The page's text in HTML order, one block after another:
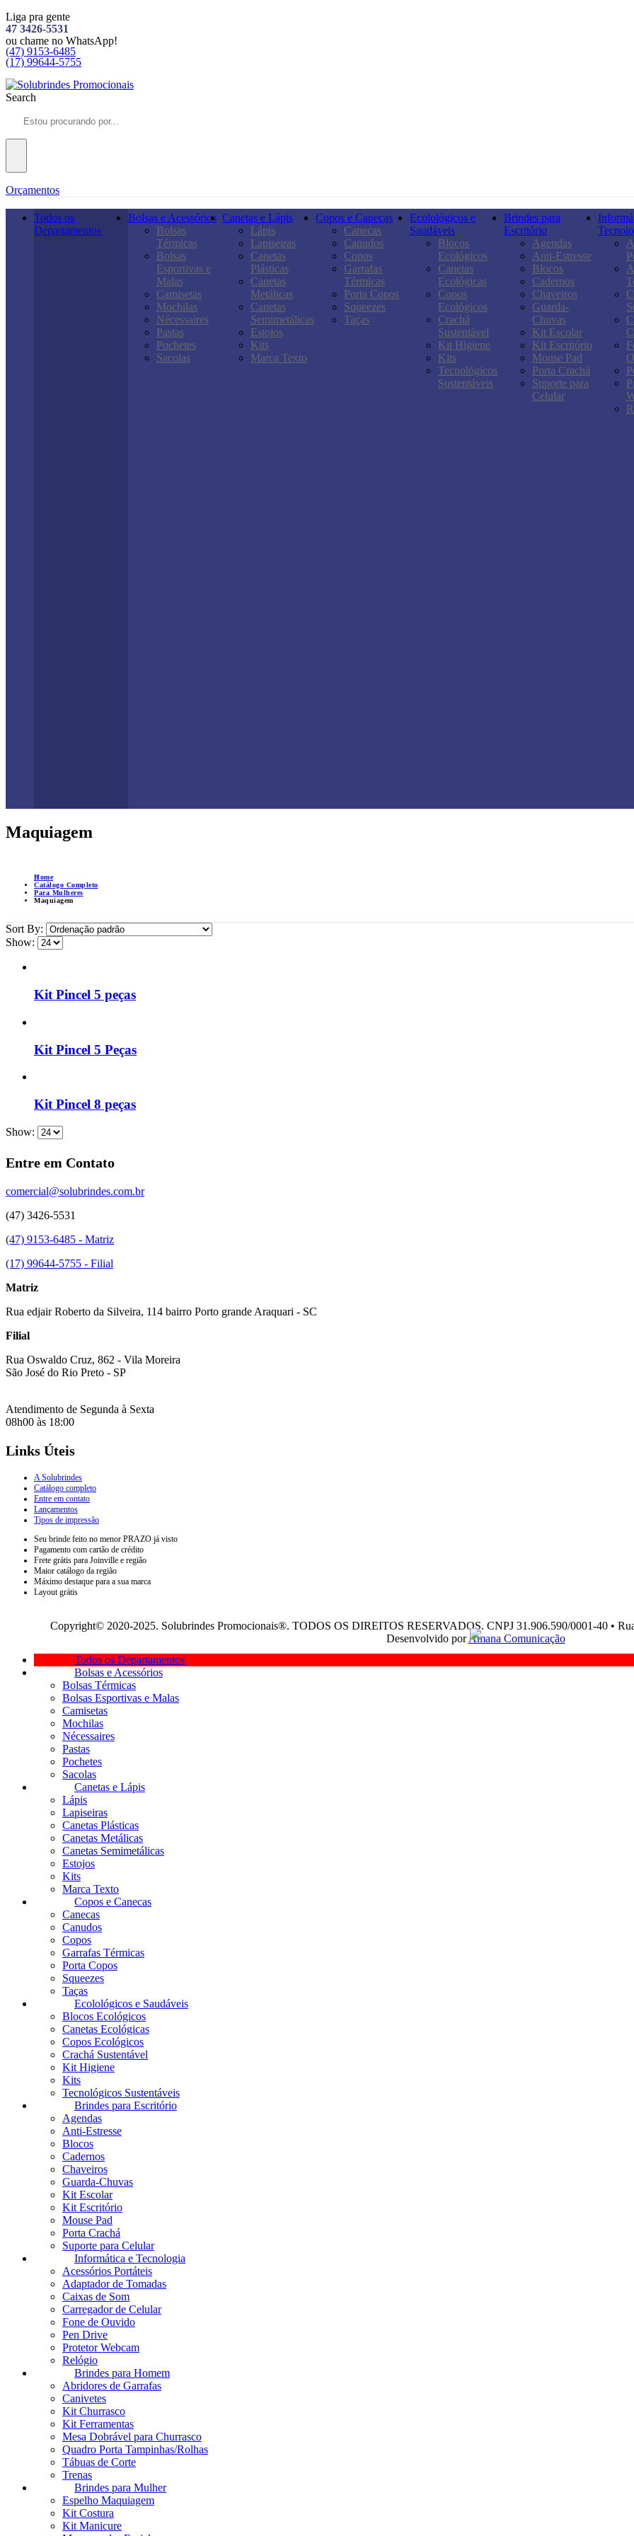
Liga pra gente
47 3426-5531
ou chame no WhatsApp!
(47) 9153-6485
(17) 99644-5755
Search
Orçamentos
Todos os
Departamentos
Bolsas e Acessórios
Bolsas
Térmicas
Bolsas
Esportivas e
Malas
Camisetas
Mochilas
Nécessaires
Pastas
Pochetes
Sacolas
Canetas e Lápis
Lápis
Lapiseiras
Canetas
Plásticas
Canetas
Metálicas
Canetas
Semimetálicas
Estojos
Kits
Marca Texto
Copos e Canecas
Canecas
Canudos
Copos
Garrafas
Térmicas
Porta Copos
Squeezes
Taças
Ecolológicos e
Saudáveis
Blocos
Ecológicos
Canetas
Ecológicas
Copos
Ecológicos
Crachá
Sustentável
Kit Higiene
Kits
Tecnológicos
Sustentáveis
Brindes para
Escritório
Agendas
Anti-Estresse
Blocos
Cadernos
Chaveiros
Guarda-
Chuvas
Kit Escolar
Kit Escritório
Mouse Pad
Porta Crachá
Suporte para
Celular
Maquiagem
Home
Catálogo Completo
Para Mulheres
Maquiagem
Sort By:
Show:
Kit Pincel 5 peças
Kit Pincel 5 Peças
Kit Pincel 8 peças
Show:
Entre em Contato
comercial@solubrindes.com.br
(47) 3426-5531
(47) 9153-6485 - Matriz
(17) 99644-5755 - Filial
Matriz
Rua edjair Roberto da Silveira, 114 bairro Porto grande Araquari - SC
Filial
Rua Oswaldo Cruz, 862 - Vila Moreira
São José do Rio Preto - SP
Atendimento de Segunda à Sexta
08h00 às 18:00
Links Úteis
A Solubrindes
Catálogo completo
Entre em contato
Lançamentos
Tipos de impressão
Seu brinde feito no menor PRAZO já visto
Pagamento com cartão de crédito
Frete grátis para Joinville e região
Maior catálogo da região
Máximo destaque para a sua marca
Layout grátis
Copyright© 2020-2025. Solubrindes Promocionais®. TODOS OS DIREITOS RESERVADOS. CNPJ 31.906.590/0001-40 •
Desenvolvido porAmana Comunicação
Todos os Departamentos
Bolsas e Acessórios
Bolsas Térmicas
Bolsas Esportivas e Malas
Camisetas
Mochilas
Nécessaires
Pastas
Pochetes
Sacolas
Canetas e Lápis
Lápis
Lapiseiras
Canetas Plásticas
Canetas Metálicas
Canetas Semimetálicas
Estojos
Kits
Marca Texto
Copos e Canecas
Canecas
Canudos
Copos
Garrafas Térmicas
Porta Copos
Squeezes
Taças
Ecolológicos e Saudáveis
Blocos Ecológicos
Canetas Ecológicas
Copos Ecológicos
Crachá Sustentável
Kit Higiene
Kits
Tecnológicos Sustentáveis
Brindes para Escritório
Agendas
Anti-Estresse
Blocos
Cadernos
Chaveiros
Guarda-Chuvas
Kit Escolar
Kit Escritório
Mouse Pad
Porta Crachá
Suporte para Celular
Informática e Tecnologia
Acessórios Portáteis
Adaptador de Tomadas
Caixas de Som
Carregador de Celular
Fone de Ouvido
Pen Drive
Protetor Webcam
Relógio
Brindes para Homem
Abridores de Garrafas
Canivetes
Kit Churrasco
Kit Ferramentas
Mesa Dobrável para Churrasco
Quadro Porta Tampinhas/Rolhas
Tábuas de Corte
Trenas
Brindes para Mulher
Espelho Maquiagem
Kit Costura
Kit Manicure